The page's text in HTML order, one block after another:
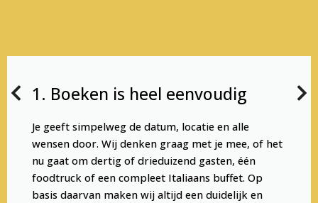
1. Boeken is heel eenvoudig
Je geeft simpelweg de datum, locatie en alle
wensen door. Wij denken graag met je mee, of het
nu gaat om dertig of drieduizend gasten, één
foodtruck of een compleet Italiaans buffet. Op
basis daarvan maken wij altijd een duidelijk en